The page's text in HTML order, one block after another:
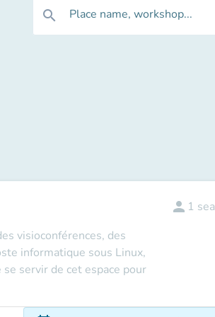
search Place name, workshop...
visioconférences, des
informatique sous Linux,
servir de cet espace pour
person 1